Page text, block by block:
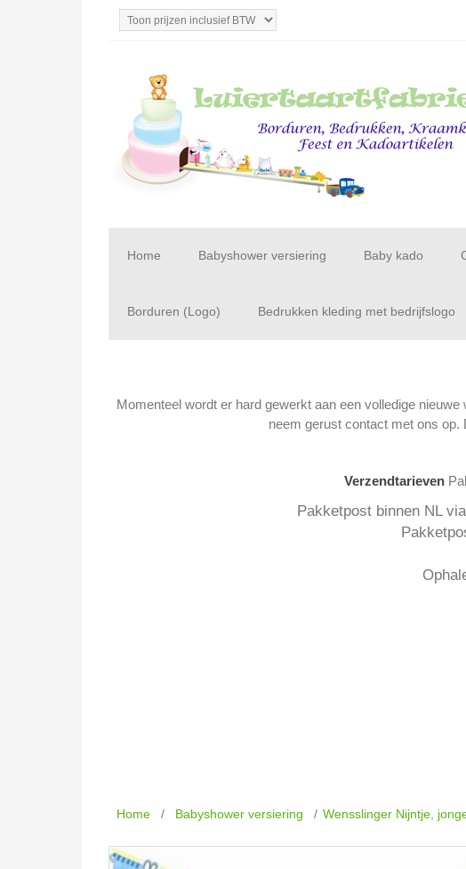
Home Babyshower versiering Baby kado
Borduren (Logo) Bedrukken kleding met bedrijfslogo
Momenteel wordt er hard gewerkt aan een volledige
neem gerust contact met ons op.
Verzendtarieven
Pakketpost binnen NL
Home / Babyshower versiering / Wensslinger Nijntje,